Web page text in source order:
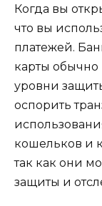
Когда вы
что вы
платежей.
карты
уровни
оспорить
кошельков и
так как они
защиты и